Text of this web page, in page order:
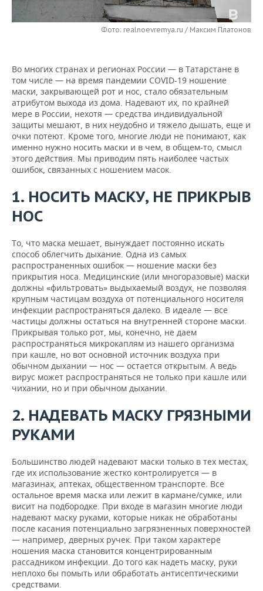
НЕФТЕХИМИЯ
ЭНЕРГЕТИКА
РОЗНИЧНАЯ ТОРГОВЛЯ
УСЛУГИ
НОВОСТИ ТЕХНОЛОГИЙ
МЕДИА
ТЕЛЕКОММУНИКАЦИИ
МЕРОПРИЯТИЯ
ВЫЕЗДНАЯ РЕДАКЦИЯ
БИЗНЕС-БРАНЧИ
ONLINE-КОНФЕРЕНЦИИ
ОТКРЫТАЯ ЛЕКЦИЯ
НОВОСТИ СПОРТА
ФУТБОЛ
ХОККЕЙ
БАСКЕТБОЛ
КИБЕРСПОРТ
ФИГУРНОЕ КАТАНИЕ
ВОДНЫЕ ВИДЫ СПОРТА
ХОККЕЙ С МЯЧОМ
ОБЩЕСТВО
НОВОСТИ ОБЩЕСТВА
ВЛАСТЬ
ИНФРАСТРУКТУРА
КУЛЬТУРА
МЕДИЦИНА
ОБРАЗОВАНИЕ
ПРОИСШЕСТВИЯ
ФОТОГАЛЕРЕЯ
СЮЖЕТЫ
СПРАВОЧНИК
СПИСОК КОМПАНИЙ
Фото: realnoevremya.ru / Максим Платонов
Во многих странах и регионах России — в Татарстане в
том числе — на время пандемии COVID-19 ношение
маски, закрывающей рот и нос, стало обязательным
атрибутом выхода из дома. Надевают их, по крайней
мере в России, нехотя — средства индивидуальной
защиты мешают, в них неудобно и тяжело дышать, еще и
очки потеют. Кроме того, многие люди не понимают, как
именно нужно носить маски и в чем, в общем-то, смысл
этого действия. Мы приводим пять наиболее частых
ошибок, связанных с ношением масок.
1. НОСИТЬ МАСКУ, НЕ ПРИКРЫВ
НОС
То, что маска мешает, вынуждает постоянно искать
способ облегчить дыхание. Одна из самых
распространенных ошибок — ношение маски без
прикрытия носа. Медицинские (или многоразовые) маски
должны «фильтровать» выдыхаемый воздух, не позволяя
крупным частицам воздуха от потенциального носителя
инфекции распространяться далеко. В идеале — все
частицы должны остаться на внутренней стороне маски.
Прикрывая только рот, мы, конечно, не даем
распространяться микрокаплям из нашего организма
при кашле, но вот основной источник воздуха при
обычном дыхании — нос — остается открытым. А ведь
вирус может распространяться не только при кашле или
чихании, но и при обычном дыхании.
2. НАДЕВАТЬ МАСКУ ГРЯЗНЫМИ
РУКАМИ
Большинство людей надевают маски только в тех местах,
где их использование жестко контролируется — в
магазинах, аптеках, общественном транспорте. Все
остальное время маска или лежит в кармане/сумке, или
висит на подбородке. При входе в магазин многие люди
надевают маску руками, которые никак не обработаны
после касания потенциально загрязненных поверхностей
— например, дверных ручек. При таком характере
ношения маска становится концентрированным
рассадником инфекции. До того как надеть маску, руки
неплохо бы помыть или обработать антисептическими
средствами.